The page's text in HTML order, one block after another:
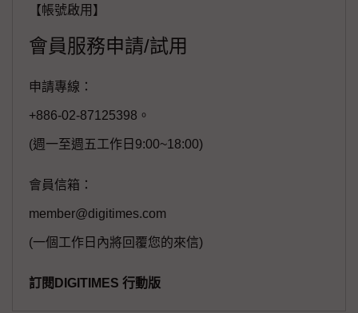
【帳號啟用】
會員服務申請/試用
申請專線：
+886-02-87125398。
(週一至週五工作日9:00~18:00)
會員信箱：
member@digitimes.com
(一個工作日內將回覆您的來信)
訂閱DIGITIMES 行動版